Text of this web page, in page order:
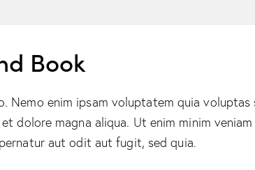
Book
Nemo enim ipsam voluptatem quia
dolore magna aliqua. Ut enim minim
aut odit aut fugit, sed quia.